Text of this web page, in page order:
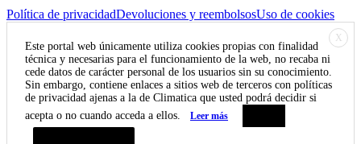
Política de privacidadDevoluciones y reembolsosUso de cookies
X
Este portal web únicamente utiliza cookies propias con finalidad
técnica y necesarias para el funcionamiento de la web, no recaba ni
cede datos de carácter personal de los usuarios sin su conocimiento.
Sin embargo, contiene enlaces a sitios web de terceros con políticas
de privacidad ajenas a la de Climatica que usted podrá decidir si
acepta o no cuando acceda a ellos.
Leer más